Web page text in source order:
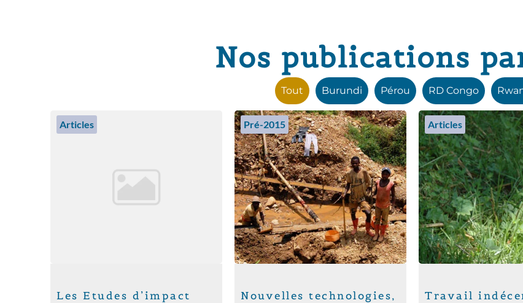
Nos publications
Tout Burundi Pérou RD Congo
Articles
Les Etudes d’impact
Pré-2015
Nouvelles technologies,
Articles
Travail